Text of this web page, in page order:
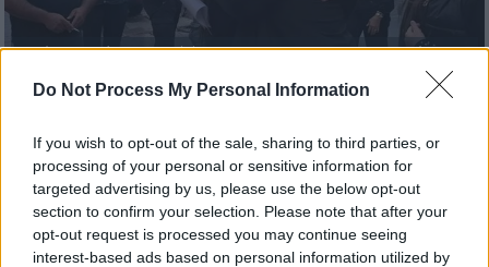
Do Not Process My Personal Information
If you wish to opt-out of the sale, sharing to third parties, or
processing of your personal or sensitive information for
targeted advertising by us, please use the below opt-out
section to confirm your selection. Please note that after your
opt-out request is processed you may continue seeing
interest-based ads based on personal information utilized by
Βορίζια: Ελεύθερος υπό όρους ο 23χρονος που κατηγορείται για
Προσθέστε το ΕΘΝΟΣ στη Google
Ελεύθερος υπό όρους ο 23χρονοςπου
κατηγορείται για τηβόμβαστα Βορίζια